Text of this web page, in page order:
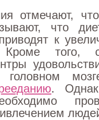
отмечают,
что
к
Кроме того,
головном
.